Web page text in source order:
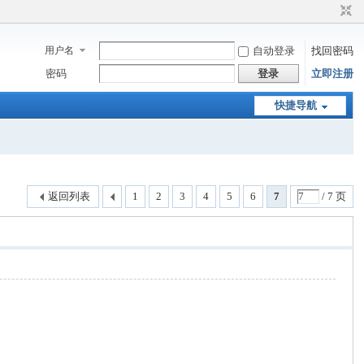
用户名 自动登录
找回密码
密码
登录 立即注册
快捷导航
1 2 3 4 5 6 7 / 7 页
返回列表